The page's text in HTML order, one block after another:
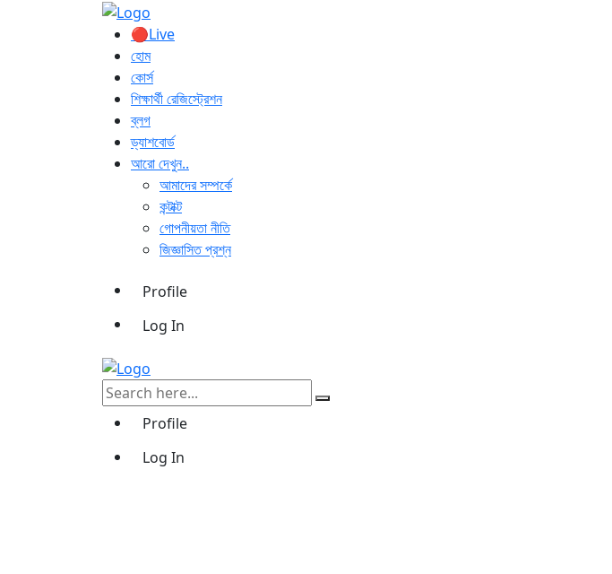
🔴Live
হোম
কোর্স
শিক্ষার্থী রেজিস্ট্রেশন
ব্লগ
ড্যাশবোর্ড
আরো দেখুন..
আমাদের সম্পর্কে
কন্টাক্ট
গোপনীয়তা নীতি
জিজ্ঞাসিত প্রশ্ন
Profile
Log In
Profile
Log In